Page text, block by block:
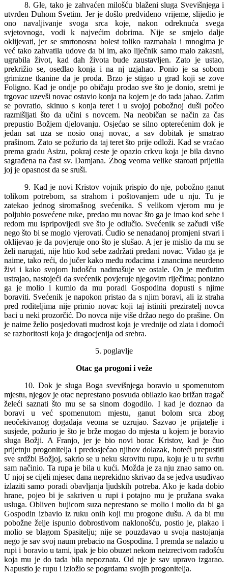
8. Gle, tako je zahvaćen milošću blaženi sluga Svevišnjega i
utvrđen Duhom Svetim. Jer je došlo predviđeno vrijeme, slijedio je
ono navaljivanje svoga srca koje, nakon odreknuća svega
svjetovnoga, vodi k najvećim dobrima. Nije se smjelo dalje
oklijevati, jer se smrtonosna bolest toliko razmahala i mnogima je
već tako zahvatila udove da bi im, ako liječnik samo malo zakasni,
ugrabila život, kad dah života bude zaustavljen. Zato je ustao,
prekrižio se, osedlao konja i na nj uzjahao. Ponio je sa sobom
grimizne tkanine da je proda. Brzo je stigao u grad koji se zove
Foligno. Kad je ondje po običaju prodao sve što je donio, sretni je
trgovac uzevši novac ostavio konja na kojem je do tada jahao. Zatim
se povratio, skinuo s konja teret i u svojoj pobožnoj duši počeo
razmišljati što da učini s novcem. Na neobičan se način za čas
prepustio Božjem djelovanju. Osjećao se silno opterećenim dok je
jedan sat uza se nosio onaj novac, a sav dobitak je smatrao
prašinom. Zato se požurio da taj teret što prije odloži. Kad se vraćao
prema gradu Asizu, pokraj ceste je opazio crkvu koja je bila davno
sagrađena na čast sv. Damjana. Zbog veoma velike staroati prijetila
joj je opasnost da se sruši.
9. Kad je novi Kristov vojnik prispio do nje, pobožno ganut
tolikom potrebom, sa strahom i poštovanjem uđe u nju. Tu je
zatekao jednog siromašnog svećenika. S velikom vjerom mu je
poljubio posvećene ruke, predao mu novac što ga je imao kod sebe i
redom mu ispripovijedi sve što je odlučio. Svećenik se začudi više
nego što bi se moglo vjerovati. Čudio se nenadanoj promjeni stvari i
oklijevao je da povjeruje ono što je slušao. A jer je mislio da mu se
želi narugati, nije htio kod sebe zadržati predani novac. Viđao ga je
naime, tako reći, do jučer kako među rođacima i znancima neurdeno
živi i kako svojom ludošću nadmašuje ve ostale. On je međutim
ustrajao, nastojeći da svećenik povjeruje njegovim riječima; ponizno
ga je molio i kumio da mu poradi Gospodina dopusti s njime
boraviti. Svećenik je napokon pristao da s njim boravi, ali iz straha
pred roditeljima nije primio novac koji taj istiniti preziratelj novca
baci u neki prozorčić. Do novca nije više držao nego do prašine. On
je naime želio posjedovati mudrost koja je vrednije od zlata i domoći
se razboritosti koja je dragocjenija od srebra.
5. poglavlje
Otac ga progoni i veže
10. Dok je sluga Boga svevišnjega boravio u spomenutom
mjestu, njegov je otac neprestano posvuda obilazio kao brižan tragač
želeći saznati što mu se sa sinom dogodilo. I kad je doznao da
boravi u već spomenutom mjestu, ganut bolom srca zbog
neočekivanog događaja veoma se uzrujao. Sazvao je prijatelje i
susjede, požurio je što je brže mogao do mjesta u kojem je boravio
sluga Božji. A Franjo, jer je bio novi borac Kristov, kad je čuo
prijetnju progonitelja i predosjećao njihov dolazak, hoteći prepustiti
sve srdžbi Božjoj, sakrio se u neku skrovitu rupu, koju je u tu svrhu
sam načinio. Ta rupa je bila u kući. Možda je za nju znao samo on.
U njoj se cijeli mjesec dana neprekidno skrivao da se jedva usuđivao
izlaziti samo poradi obavljanja ljudskih potreba. Ako je kada dobio
hrane, pojeo bi je sakriven u rupi i potajno mu je pružana svaka
usluga. Obliven bujicom suza neprestano se molio i molio da bi ga
Gospodin izbavio iz ruku onih koji mu progone dušu. A da bi mu
pobožne želje ispunio dobrostivom naklonošću, postio je, plakao i
molio se blagom Spasitelju; nije se pouzdavao u svoja nastojanja
nego je sav svoj naum prebacio na Gospodina. I premda se nalazio u
rupi i boravio u tami, ipak je bio obuzet nekom neizrecivom radošću
koja mu je do tada bila nepoznata. Od nje je sav upravo izgarao.
Napustio je rupu i izložio se pogrdama svojih progonitelja.